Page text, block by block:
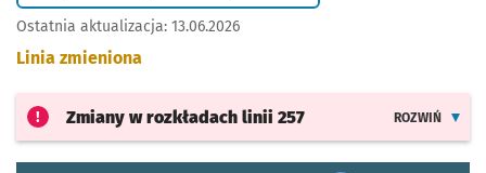
Ostatnia aktualizacja: 13.06.2026
Linia zmieniona
Zmiany w rozkładach linii 257 ROZWIŃ